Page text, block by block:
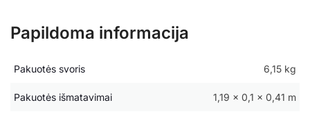
Papildoma informacija
Pakuotės svoris 6,15 kg
Pakuotės išmatavimai 1,19 × 0,1 × 0,41 m